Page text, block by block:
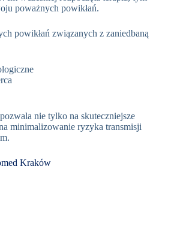
poważnych powikłań.
powikłań związanych z zaniedbaną
nie tylko na skuteczniejsze
minimalizowanie ryzyka transmisji
Kraków